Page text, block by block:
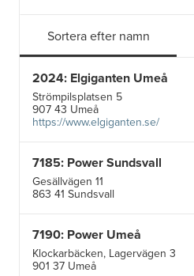
Sortera efter namn
2024: Elgiganten Umeå
Strömpilsplatsen 5
907 43 Umeå
https://www.elgiganten.se/
7185: Power Sundsvall
Gesällvägen 11
863 41 Sundsvall
7190: Power Umeå
Klockarbäcken, Lagervägen 3
901 37 Umeå